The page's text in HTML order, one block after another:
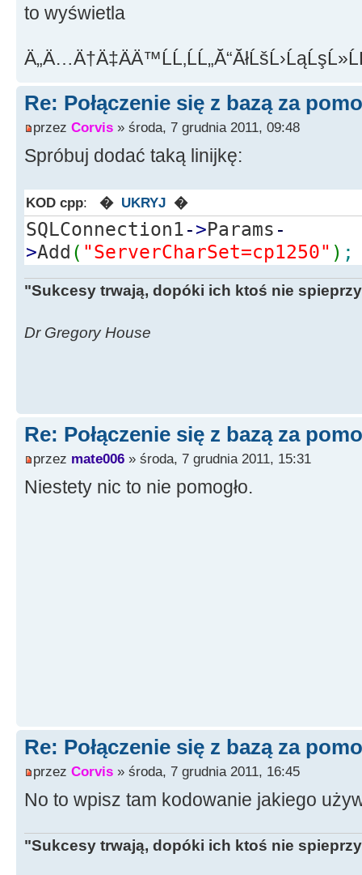
to wyświetla
Re: Połączenie się z bazą za
przez Corvis » środa, 7 grudnia 2011, 09:48
Spróbuj dodać taką linijkę:
KOD cpp: � UKRYJ �
SQLConnection1->Params -
>Add ( "ServerCharSet=cp1250" ) ;
"Sukcesy trwają, dopóki ich ktoś nie
Dr Gregory House
Re: Połączenie się z bazą za
przez mate006 » środa, 7 grudnia 2011, 15:31
Niestety nic to nie pomogło.
Re: Połączenie się z bazą za
przez Corvis » środa, 7 grudnia 2011, 16:45
No to wpisz tam kodowanie jakiego
"Sukcesy trwają, dopóki ich ktoś nie